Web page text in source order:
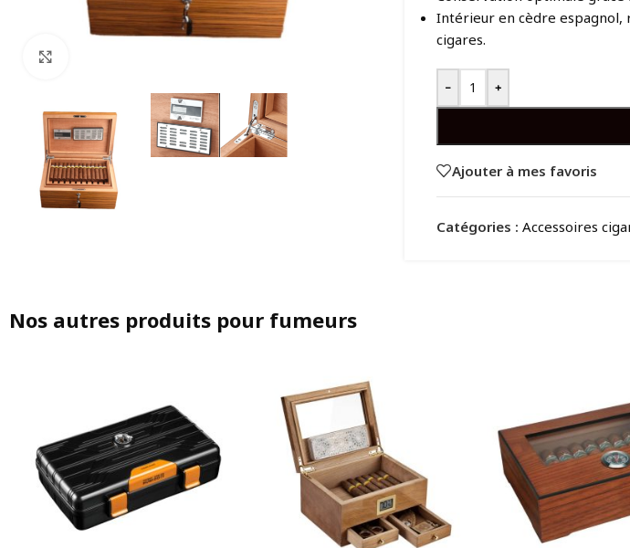
Intérieur en cèdre espagnol,
cigares.
- +
Ajouter à mes favoris
Catégories : Accessoires
Nos autres produits pour fumeurs